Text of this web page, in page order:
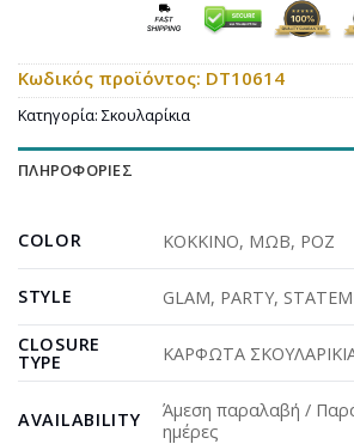
Κωδικός προϊόντος: DT10614
Κατηγορία: Σκουλαρίκια
ΠΛΗΡΟΦΟΡΊΕΣ
COLOR ΚΟΚΚΙΝΟ, ΜΩΒ, ΡΟΖ
STYLE GLAM, PARTY,
CLOSURE
TYPE ΚΑΡΦΩΤΑ
AVAILABILITY
Άμεση παραλαβή /
ημέρες